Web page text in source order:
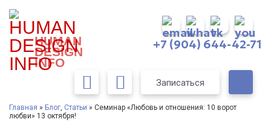
HUMAN
DESIGN
INFO
+7 (904) 644-42-71
Записаться
Главная » Блог, Статьи » Семинар «Любовь и отношения: 10 ворот
любви» 13 октября!